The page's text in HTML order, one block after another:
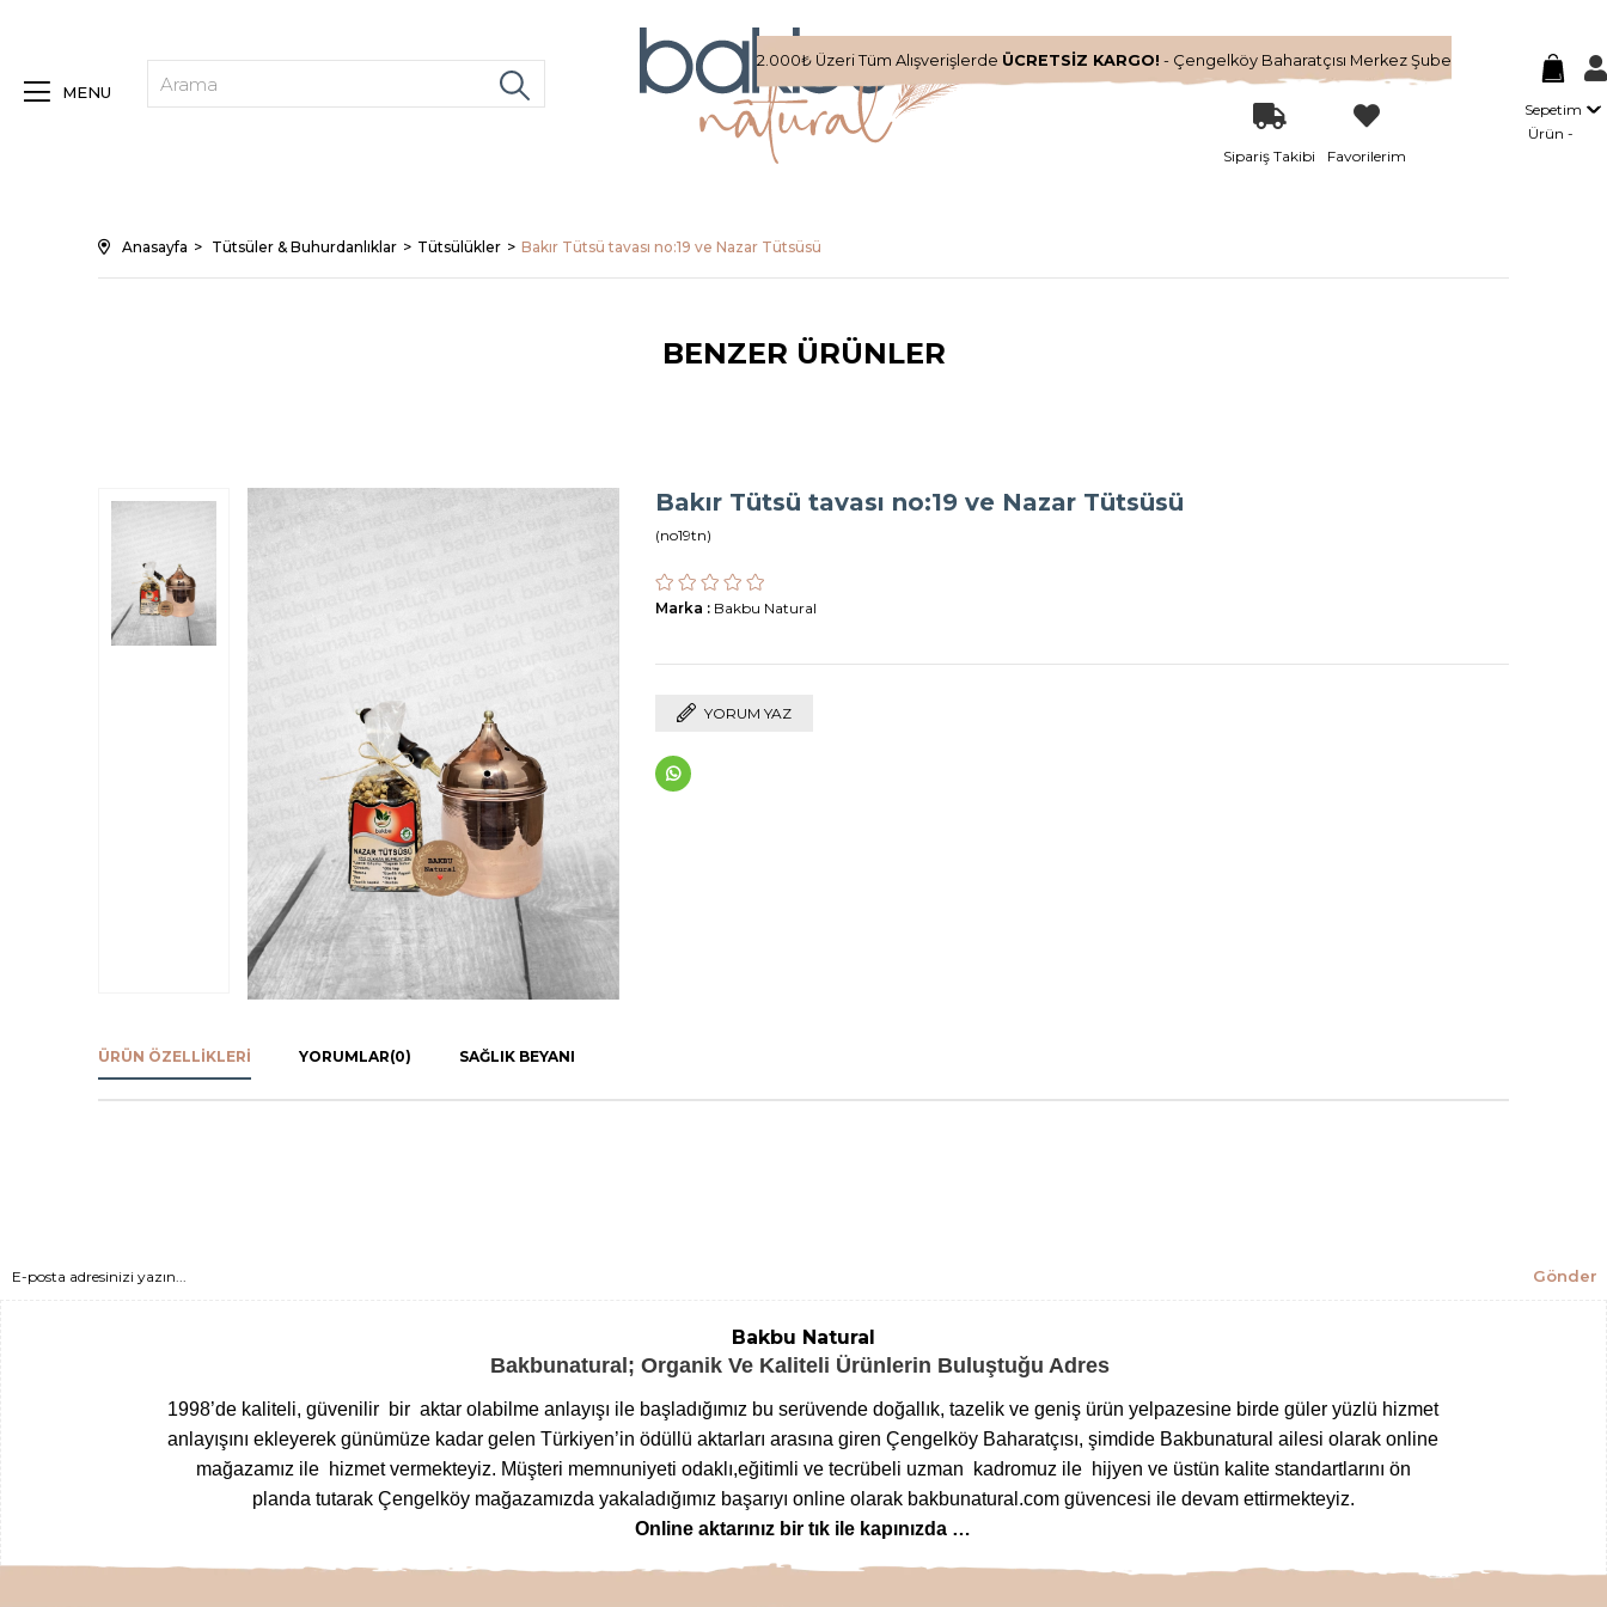
MENU
2.000₺ Üzeri Tüm Alışverişlerde ÜCRETSİZ KARGO! - Çengelköy Baharatçısı Merkez Şube
Sipariş Takibi Favorilerim
Sepetim
Ürün
Anasayfa Tütsüler & Buhurdanlıklar Tütsülükler Bakır Tütsü tavası no:19 ve Nazar Tütsüsü
BENZER ÜRÜNLER
Bakır Tütsü tavası no:19 ve Nazar Tütsüsü
(no19tn)
Marka : Bakbu Natural
YORUM YAZ
ÜRÜN ÖZELLIKLERI YORUMLAR(0) SAĞLIK BEYANI
Gönder
Bakbu Natural
Bakbunatural; Organik Ve Kaliteli Ürünlerin Buluştuğu Adres
1998’de kaliteli, güvenilir bir aktar olabilme anlayışı ile başladığımız bu serüvende doğallık, tazelik ve geniş ürün yelpazesine birde güler yüzlü hizmet
anlayışını ekleyerek günümüze kadar gelen Türkiyen’in ödüllü aktarları arasına giren Çengelköy Baharatçısı, şimdide Bakbunatural ailesi olarak online
mağazamız ile hizmet vermekteyiz. Müşteri memnuniyeti odaklı,eğitimli ve tecrübeli uzman kadromuz ile hijyen ve üstün kalite standartlarını ön
planda tutarak Çengelköy mağazamızda yakaladığımız başarıyı online olarak bakbunatural.com güvencesi ile devam ettirmekteyiz.
Online aktarınız bir tık ile kapınızda …
Yöresel gıdalardan, zamanında toplananbitkilere,arı ürünlerinden,baharat çeşitlerine,glutensiz gıdalardan,taptaze kuruyemişlere,